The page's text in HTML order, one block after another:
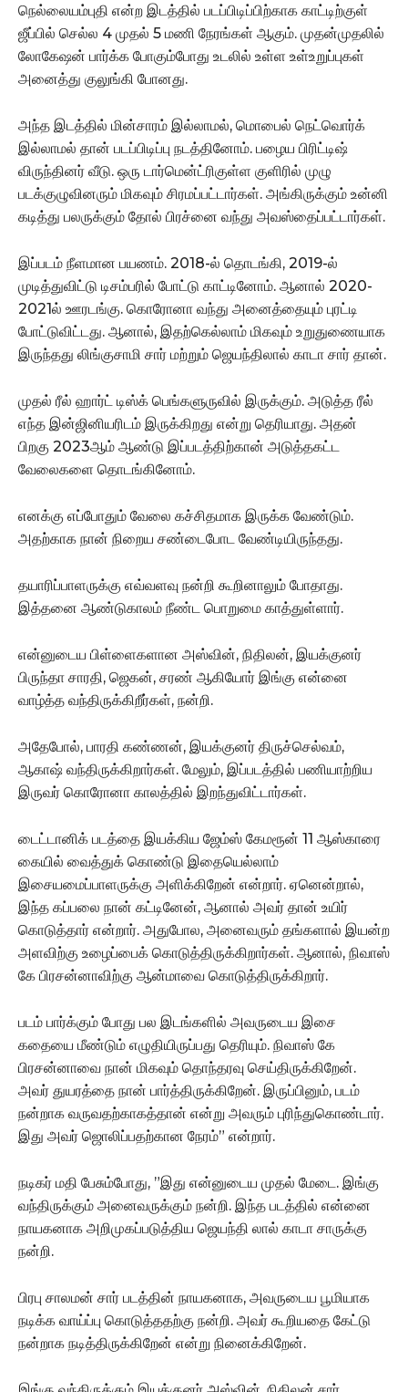
நெல்லையம்புதி என்ற இடத்தில் படப்பிடிப்பிற்காக காட்டிற்குள்
ஜீப்பில் செல்ல 4 முதல் 5 மணி நேரங்கள் ஆகும். முதன்முதலில்
லோகேஷன் பார்க்க போகும்போது உடலில் உள்ள உள்உறுப்புகள்
அனைத்து குலுங்கி போனது.
அந்த இடத்தில் மின்சாரம் இல்லாமல், மொபைல் நெட்வொர்க்
இல்லாமல் தான் படப்பிடிப்பு நடத்தினோம். பழைய பிரிட்டிஷ்
விருந்தினர் வீடு. ஒரு டார்மென்ட்ரிகுள்ள குளிரில் முழு
படக்குழுவினரும் மிகவும் சிரமப்பட்டார்கள். அங்கிருக்கும் உன்னி
கடித்து பலருக்கும் தோல் பிரச்னை வந்து அவஸ்தைப்பட்டார்கள்.
இப்படம் நீளமான பயணம். 2018-ல் தொடங்கி, 2019-ல்
முடித்துவிட்டு டிசம்பரில் போட்டு காட்டினோம். ஆனால் 2020-
2021ல் ஊரடங்கு. கொரோனா வந்து அனைத்தையும் புரட்டி
போட்டுவிட்டது. ஆனால், இதற்கெல்லாம் மிகவும் உறுதுணையாக
இருந்தது லிங்குசாமி சார் மற்றும் ஜெயந்திலால் காடா சார் தான்.
முதல் ரீல் ஹார்ட் டிஸ்க் பெங்களுருவில் இருக்கும். அடுத்த ரீல்
எந்த இன்ஜினியரிடம் இருக்கிறது என்று தெரியாது. அதன்
பிறகு 2023ஆம் ஆண்டு இப்படத்திற்கான் அடுத்தகட்ட
வேலைகளை தொடங்கினோம்.
எனக்கு எப்போதும் வேலை கச்சிதமாக இருக்க வேண்டும்.
அதற்காக நான் நிறைய சண்டைபோட வேண்டியிருந்தது.
தயாரிப்பாளருக்கு எவ்வளவு நன்றி கூறினாலும் போதாது.
இத்தனை ஆண்டுகாலம் நீண்ட பொறுமை காத்துள்ளார்.
என்னுடைய பிள்ளைகளான அஸ்வின், நிதிலன், இயக்குனர்
பிருந்தா சாரதி, ஜெகன், சரண் ஆகியோர் இங்கு என்னை
வாழ்த்த வந்திருக்கிறீர்கள், நன்றி.
அதேபோல், பாரதி கண்ணன், இயக்குனர் திருச்செல்வம்,
ஆகாஷ் வந்திருக்கிறார்கள். மேலும், இப்படத்தில் பணியாற்றிய
இருவர் கொரோனா காலத்தில் இறந்துவிட்டார்கள்.
டைட்டானிக் படத்தை இயக்கிய ஜேம்ஸ் கேமரூன் 11 ஆஸ்காரை
கையில் வைத்துக் கொண்டு இதையெல்லாம்
இசையமைப்பாளருக்கு அளிக்கிறேன் என்றார். ஏனென்றால்,
இந்த கப்பலை நான் கட்டினேன், ஆனால் அவர் தான் உயிர்
கொடுத்தார் என்றார். அதுபோல, அனைவரும் தங்களால் இயன்ற
அளவிற்கு உழைப்பைக் கொடுத்திருக்கிறார்கள். ஆனால், நிவாஸ்
கே பிரசன்னாவிற்கு ஆன்மாவை கொடுத்திருக்கிறார்.
படம் பார்க்கும் போது பல இடங்களில் அவருடைய இசை
கதையை மீண்டும் எழுதியிருப்பது தெரியும். நிவாஸ் கே
பிரசன்னாவை நான் மிகவும் தொந்தரவு செய்திருக்கிறேன்.
அவர் துயரத்தை நான் பார்த்திருக்கிறேன். இருப்பினும், படம்
நன்றாக வருவதற்காகத்தான் என்று அவரும் புரிந்துகொண்டார்.
இது அவர் ஜொலிப்பதற்கான நேரம்” என்றார்.
நடிகர் மதி பேசும்போது, ”இது என்னுடைய முதல் மேடை. இங்கு
வந்திருக்கும் அனைவருக்கும் நன்றி. இந்த படத்தில் என்னை
நாயகனாக அறிமுகப்படுத்திய ஜெயந்தி லால் காடா சாருக்கு
நன்றி.
பிரபு சாலமன் சார் படத்தின் நாயகனாக, அவருடைய பூமியாக
நடிக்க வாய்ப்பு கொடுத்ததற்கு நன்றி. அவர் கூறியதை கேட்டு
நன்றாக நடித்திருக்கிறேன் என்று நினைக்கிறேன்.